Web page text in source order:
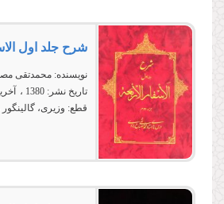
شرح جلد اول
نویسنده: محمدتقی
تاریخ نشر: 1380
قطع: وزیری، گالینگور